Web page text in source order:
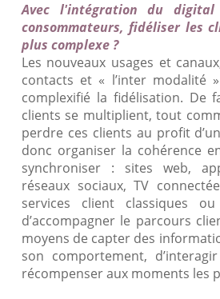
Avec l'intégration du
consommateurs, fidéliser les
plus complexe ?
Les nouveaux usages et
contacts et « l’inter modalité
complexifié la fidélisation. De
clients se multiplient, tout
perdre ces clients au profit
donc organiser la cohérence
synchroniser : sites web,
réseaux sociaux, TV
services client classiques
d’accompagner le parcours
moyens de capter des
son comportement,
récompenser aux moments les